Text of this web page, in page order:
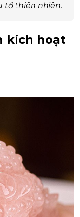
tố thiên nhiên.
kích hoạt